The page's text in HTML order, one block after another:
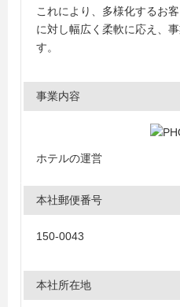
これにより、多様化するお
に対し幅広く柔軟に応え、
す。
事業内容
ホテルの運営
本社郵便番号
150-0043
本社所在地